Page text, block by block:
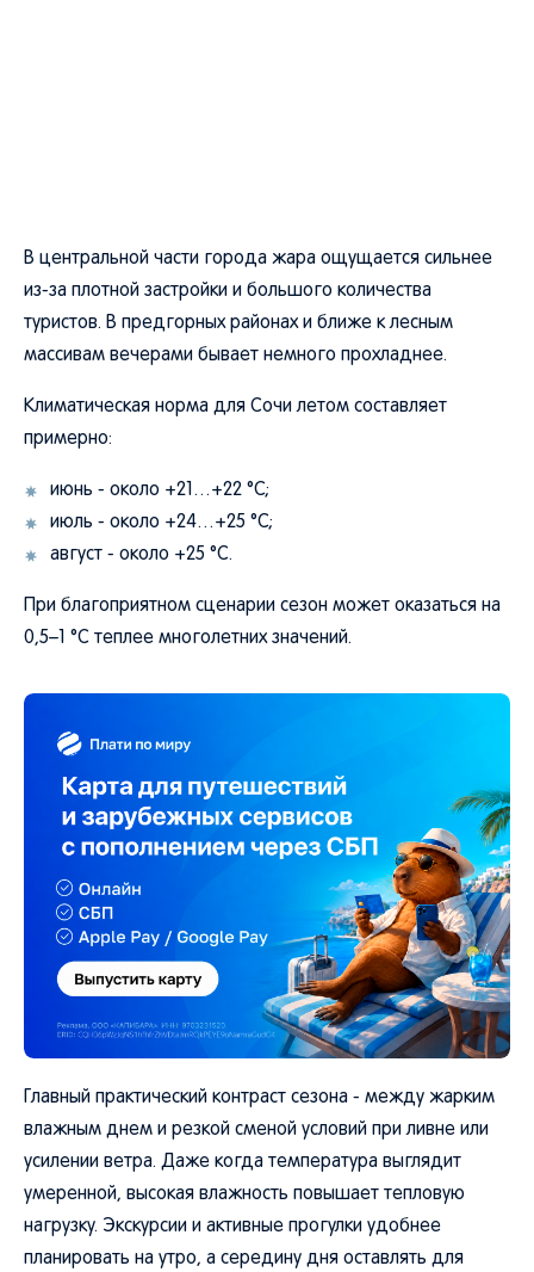
В центральной части города жара ощущается сильнее
из-за плотной застройки и большого количества
туристов. В предгорных районах и ближе к лесным
массивам вечерами бывает немного прохладнее.
Климатическая норма для Сочи летом составляет
примерно:
июнь - около +21…+22 °C;
июль - около +24…+25 °C;
август - около +25 °C.
При благоприятном сценарии сезон может оказаться на
0,5–1 °C теплее многолетних значений.
Главный практический контраст сезона - между жарким
влажным днем и резкой сменой условий при ливне или
усилении ветра. Даже когда температура выглядит
умеренной, высокая влажность повышает тепловую
нагрузку. Экскурсии и активные прогулки удобнее
планировать на утро, а середину дня оставлять для